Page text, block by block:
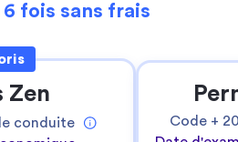
6 fois sans frais
Zen
conduite
Code +